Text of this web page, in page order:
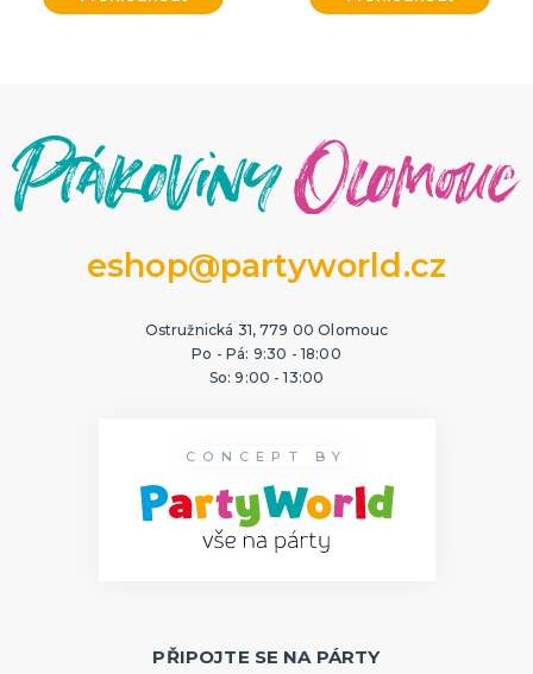
eshop@partyworld.cz
Ostružnická 31, 779 00 Olomouc
Po - Pá: 9:30 - 18:00
So: 9:00 - 13:00
CONCEPT BY
PŘIPOJTE SE NA PÁRTY